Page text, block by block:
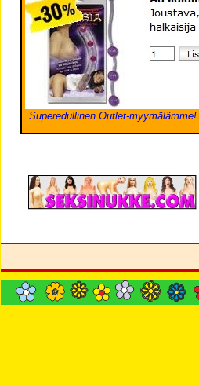
Superedullinen Outlet-myymälämme!